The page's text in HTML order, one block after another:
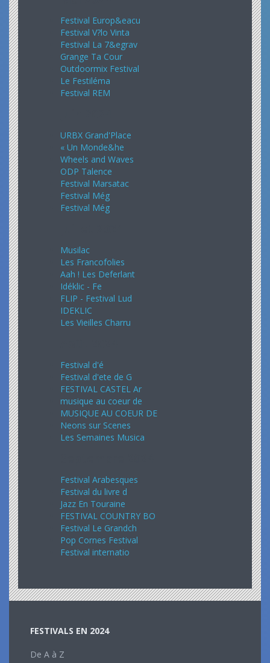
Festival Europ&eacu
Festival V?lo Vinta
Festival La 7&egrav
Grange Ta Cour
Outdoormix Festival
Le Festiléma
Festival REM
URBX Grand'Place
« Un Monde&he
Wheels and Waves
ODP Talence
Festival Marsatac
Festival Még
Festival Még
Musilac
Les Francofolies
Aah ! Les Deferlant
Idéklic - Fe
FLIP - Festival Lud
IDEKLIC
Les Vieilles Charru
Festival d'é
Festival d'ete de G
FESTIVAL CASTEL Ar
musique au coeur de
MUSIQUE AU COEUR DE
Neons sur Scenes
Les Semaines Musica
Festival Arabesques
Festival du livre d
Jazz En Touraine
FESTIVAL COUNTRY BO
Festival Le Grandch
Pop Cornes Festival
Festival internatio
FESTIVALS EN 2024
De A à Z